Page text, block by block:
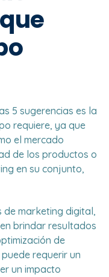
5 sugerencias es la
requiere, ya que
el mercado
de los productos o
en su conjunto,
de marketing digital,
brindar resultados
de
requerir un
un impacto